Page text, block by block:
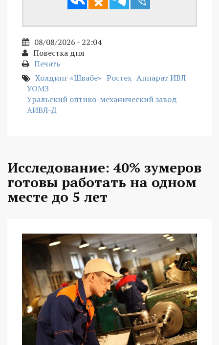
08/08/2026 - 22:04
Повестка дня
Печать
Холдинг «Швабе» Ростех Аппарат ИВЛ
УОМЗ
Уральский оптико-механический завод
АИВЛ-Д
Исследование: 40% зумеров
готовы работать на одном
месте до 5 лет